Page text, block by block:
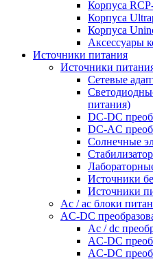
Корпуса
Корпуса
Корпуса
Аксессуары
Источники питания
Источники
Сетевые
питания)
DC-DC
DC-AC
Солнечные
Источники
Источники
Ac / ac блоки
AC-DC
Ac / dc
AC-DC
AC-DC